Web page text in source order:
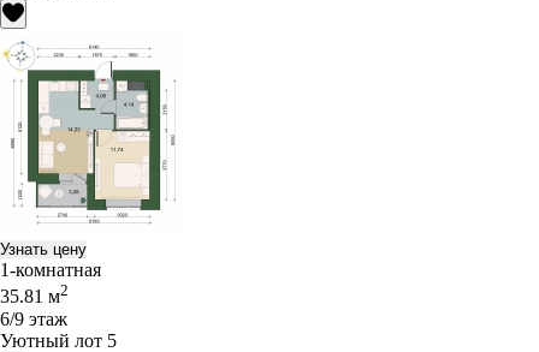
Узнать цену
1-комнатная
35.81 м2
6/9 этаж
Уютный лот 5